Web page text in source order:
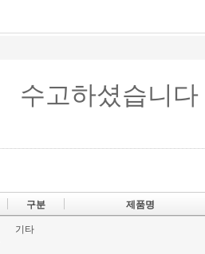
수고하셨습니다
구분 제품명
기타